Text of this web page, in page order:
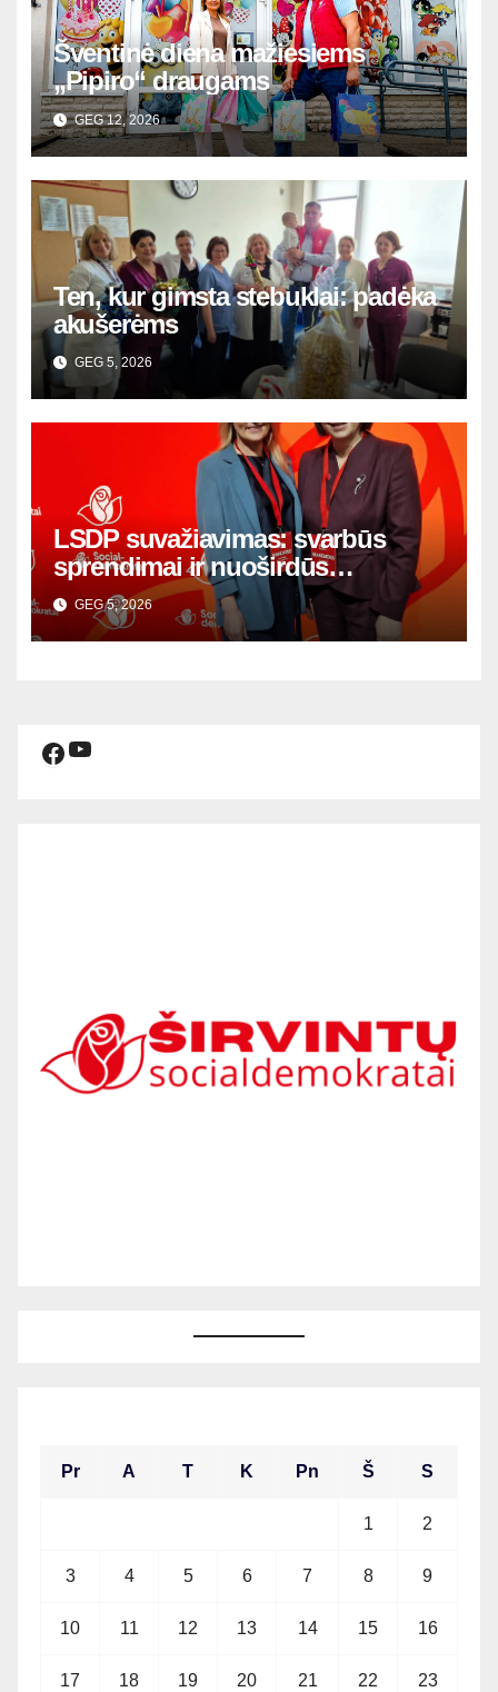
Šventinė diena mažiesiems
„Pipiro“ draugams
GEG 12, 2026
Ten, kur gimsta stebuklai: padėka
akušerėms
GEG 5, 2026
LSDP suvažiavimas: svarbūs
sprendimai ir nuoširdūs
susitikimai
GEG 5, 2026
Pr A T K Pn Š S
1 2
3 4 5 6 7 8 9
10 11 12 13 14 15 16
17 18 19 20 21 22 23